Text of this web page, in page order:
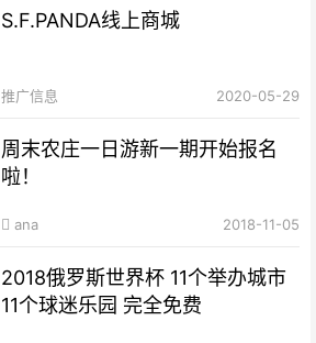
S.F.PANDA线上商城
推广信息 2020-05-29
周末农庄一日游新一期开始报名
啦！
ana 2018-11-05
2018俄罗斯世界杯 11个举办城市
11个球迷乐园 完全免费